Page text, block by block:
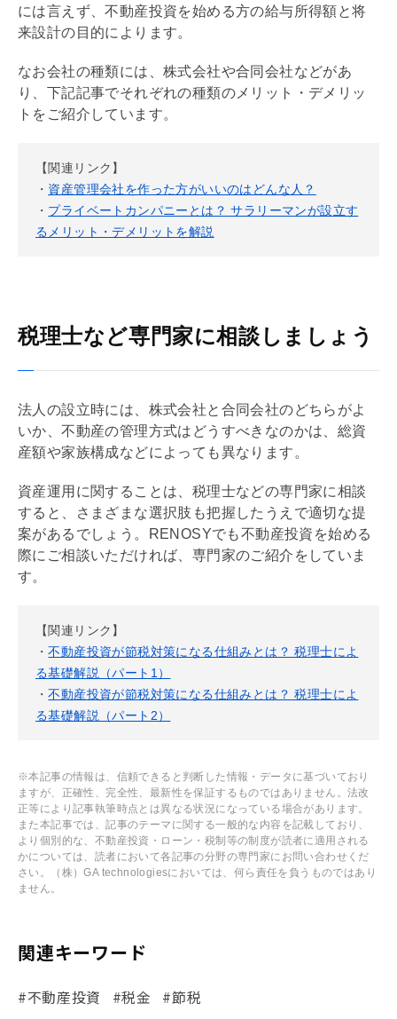
には言えず、不動産投資を始める方の給与所得額と将
来設計の目的によります。
なお会社の種類には、株式会社や合同会社などがあ
り、下記記事でそれぞれの種類のメリット・デメリッ
トをご紹介しています。
【関連リンク】
・ 資産管理会社を作った方がいいのはどんな人？
・ プライベートカンパニーとは？ サラリーマンが設立す
るメリット・デメリットを解説
税理士など専門家に相談しましょう
法人の設立時には、株式会社と合同会社のどちらがよ
いか、不動産の管理方式はどうすべきなのかは、総資
産額や家族構成などによっても異なります。
資産運用に関することは、税理士などの専門家に相談
すると、さまざまな選択肢も把握したうえで適切な提
案があるでしょう。RENOSYでも不動産投資を始める
際にご相談いただければ、専門家のご紹介をしていま
す。
【関連リンク】
・不動産投資が節税対策になる仕組みとは？ 税理士によ
る基礎解説（パート1）
・不動産投資が節税対策になる仕組みとは？ 税理士によ
る基礎解説（パート2）
※本記事の情報は、信頼できると判断した情報・データに基づいており
ますが、正確性、完全性、最新性を保証するものではありません。法改
正等により記事執筆時点とは異なる状況になっている場合があります。
また本記事では、記事のテーマに関する一般的な内容を記載しており、
より個別的な、不動産投資・ローン・税制等の制度が読者に適用される
かについては、読者において各記事の分野の専門家にお問い合わせくだ
さい。（株）GA technologiesにおいては、何ら責任を負うものではあり
ません。
関連キーワード
#不動産投資 #税金
#節税